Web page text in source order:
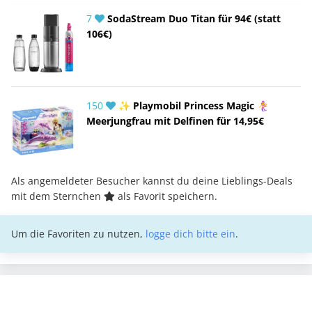
7
SodaStream Duo Titan für 94€ (statt
106€)
150
✨ Playmobil Princess Magic 🧜‍♀️
Meerjungfrau mit Delfinen für 14,95€
Als angemeldeter Besucher kannst du deine Lieblings-Deals
mit dem Sternchen
als Favorit speichern.
Um die Favoriten zu nutzen, logge dich bitte ein.